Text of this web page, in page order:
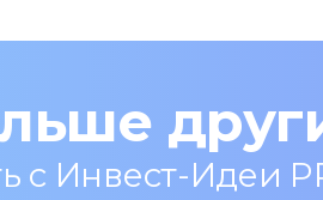
с Инвест-Идеи